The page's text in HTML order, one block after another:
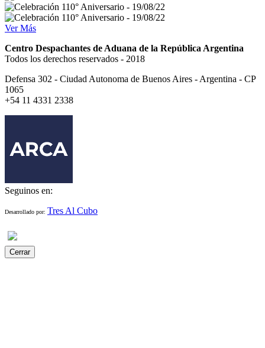
Ver Más
Centro Despachantes de Aduana de la República Argentina
Todos los derechos reservados - 2018
Defensa 302 - Ciudad Autonoma de Buenos Aires - Argentina - CP
1065
+54 11 4331 2338
Seguinos en:
Desarrollado por: Tres Al Cubo
Cerrar